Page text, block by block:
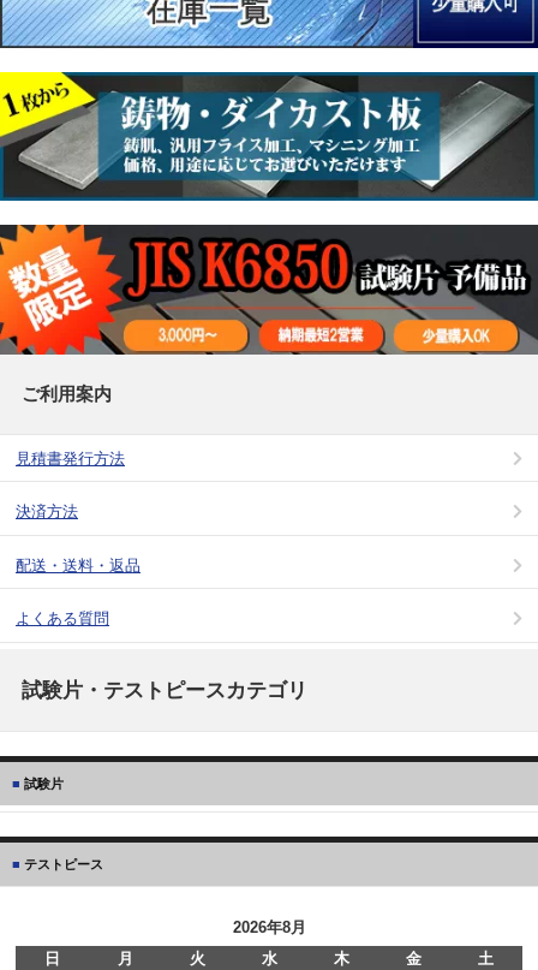
ご利用案内
見積書発行方法
決済方法
配送・送料・返品
よくある質問
試験片・テストピースカテゴリ
試験片
テストピース
2026年8月
日
月 火 水 木 金 土